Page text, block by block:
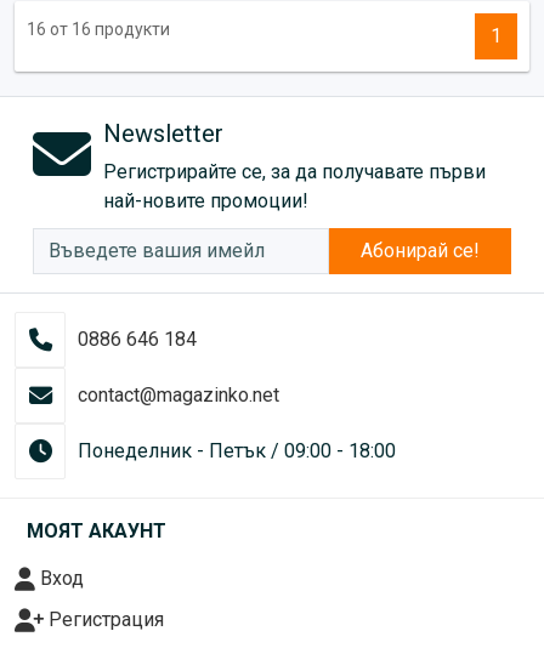
16 от 16 продукти 1
Newsletter
Регистрирайте се, за да получавате първи
най-новите промоции!
Абонирай се!
0886 646 184
contact@magazinko.net
Понеделник - Петък / 09:00 - 18:00
МОЯТ АКАУНТ
Вход
Регистрация